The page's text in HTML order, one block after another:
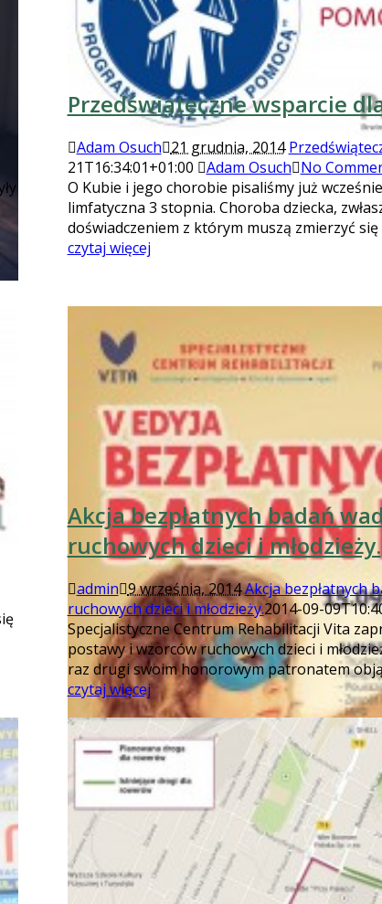
Przedświąteczne wsparcie
Adam Osuch 21 grudnia, 2014
21T16:34:01+01:00
Adam Osuch No
O Kubie i jego chorobie pisaliśmy już
limfatyczna 3 stopnia. Choroba dziecka,
doświadczeniem z którym muszą zmierzyć
czytaj więcej
Akcja bezpłatnych badań
ruchowych dzieci i młodzieży.
admin 9 września, 2014Akcja bezpłatnych
ruchowych dzieci i młodzieży.2014-09-
Specjalistyczne Centrum Rehabilitacji Vita
postawy i wzorców ruchowych dzieci i
raz drugi swoim honorowym patronatem
czytaj więcej